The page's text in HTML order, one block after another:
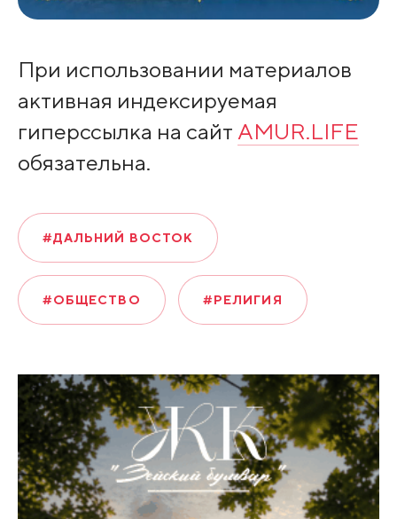
При использовании материалов
активная индексируемая
гиперссылка на сайт AMUR.LIFE
обязательна.
#ДАЛЬНИЙ ВОСТОК
#ОБЩЕСТВО #РЕЛИГИЯ